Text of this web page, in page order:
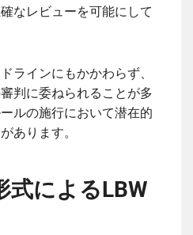
なレビューを可能にして
ラインにもかかわらず、
判に委ねられることが多
ルの施行において潜在的
あります。
式によるLBW